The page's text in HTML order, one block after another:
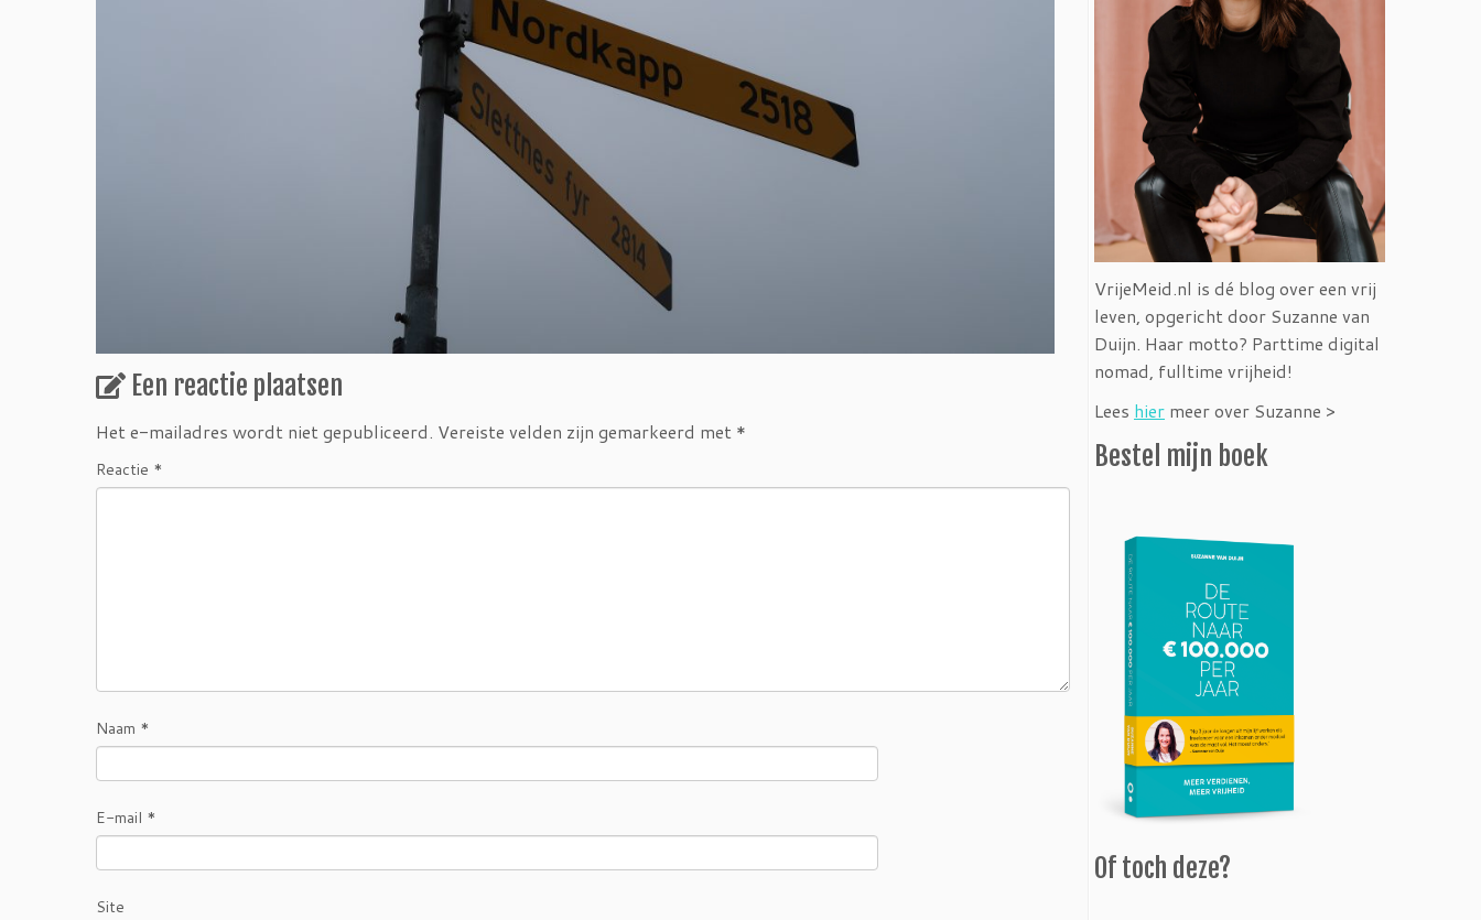
Een reactie plaatsen
Het e-mailadres wordt niet gepubliceerd. Vereiste velden zijn gemarkeerd met *
Reactie *
Naam *
E-mail *
Site
VrijeMeid.nl is dé blog over een vrij
leven, opgericht door Suzanne van
Duijn. Haar motto? Parttime digital
nomad, fulltime vrijheid!
Lees hier meer over Suzanne >
Bestel mijn boek
Of toch deze?